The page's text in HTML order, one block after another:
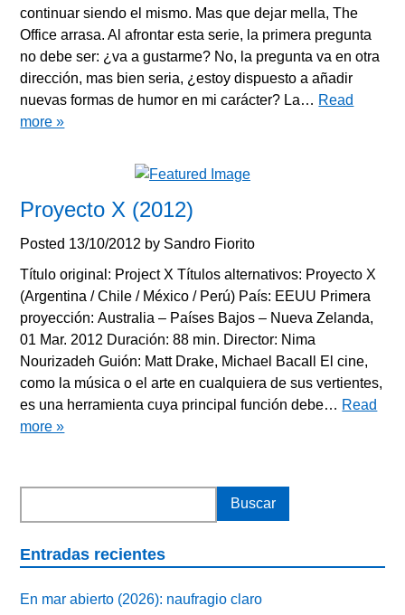
continuar siendo el mismo. Mas que dejar mella, The
Office arrasa. Al afrontar esta serie, la primera pregunta
no debe ser: ¿va a gustarme? No, la pregunta va en otra
dirección, mas bien seria, ¿estoy dispuesto a añadir
nuevas formas de humor en mi carácter? La… Read
more »
Proyecto X (2012)
Posted 13/10/2012 by Sandro Fiorito
Título original: Project X Títulos alternativos: Proyecto X
(Argentina / Chile / México / Perú) País: EEUU Primera
proyección: Australia – Países Bajos – Nueva Zelanda,
01 Mar. 2012 Duración: 88 min. Director: Nima
Nourizadeh Guión: Matt Drake, Michael Bacall El cine,
como la música o el arte en cualquiera de sus vertientes,
es una herramienta cuya principal función debe… Read
more »
Entradas recientes
En mar abierto (2026): naufragio claro